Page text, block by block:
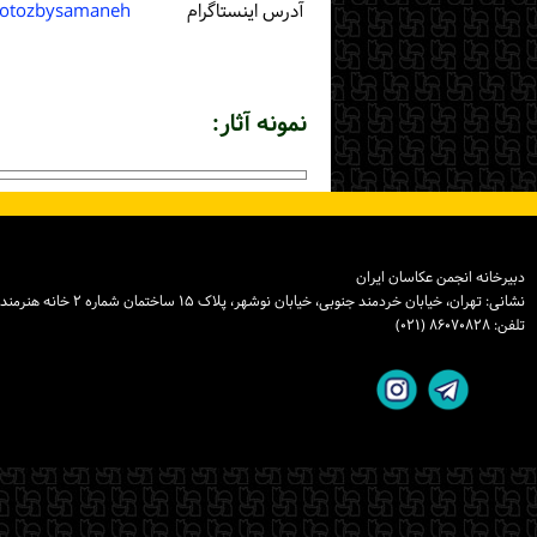
آدرس اینستاگرام
نمونه آثار:
دبیرخانه انجمن عکاسان ایران
نشانی: تهران، خیابان خردمند جنوبی، خیابان نوشهر، پلاک ۱۵ ساختمان شماره ۲ خانه هنرمندان ایران، واحد ۸
تلفن: ۸۶۰۷۰۸۲۸ (۰۲۱)